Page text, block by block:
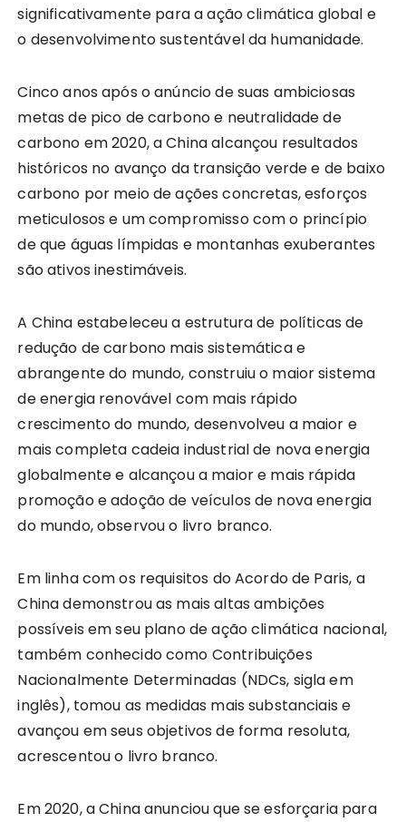
significativamente para a ação climática global e
o desenvolvimento sustentável da humanidade.
Cinco anos após o anúncio de suas ambiciosas
metas de pico de carbono e neutralidade de
carbono em 2020, a China alcançou resultados
históricos no avanço da transição verde e de baixo
carbono por meio de ações concretas, esforços
meticulosos e um compromisso com o princípio
de que águas límpidas e montanhas exuberantes
são ativos inestimáveis.
A China estabeleceu a estrutura de políticas de
redução de carbono mais sistemática e
abrangente do mundo, construiu o maior sistema
de energia renovável com mais rápido
crescimento do mundo, desenvolveu a maior e
mais completa cadeia industrial de nova energia
globalmente e alcançou a maior e mais rápida
promoção e adoção de veículos de nova energia
do mundo, observou o livro branco.
Em linha com os requisitos do Acordo de Paris, a
China demonstrou as mais altas ambições
possíveis em seu plano de ação climática nacional,
também conhecido como Contribuições
Nacionalmente Determinadas (NDCs, sigla em
inglês), tomou as medidas mais substanciais e
avançou em seus objetivos de forma resoluta,
acrescentou o livro branco.
Em 2020, a China anunciou que se esforçaria para